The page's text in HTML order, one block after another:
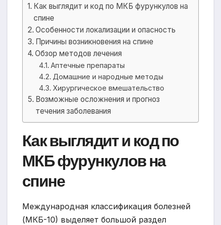
Как выглядит и код по МКБ фурункулов на
спине
Особенности локализации и опасность
Причины возникновения на спине
Обзор методов лечения
Аптечные препараты
Домашние и народные методы
Хирургическое вмешательство
Возможные осложнения и прогноз
течения заболевания
Как выглядит и код по
МКБ фурункулов на
спине
Международная классификация болезней
(МКБ-10) выделяет большой раздел